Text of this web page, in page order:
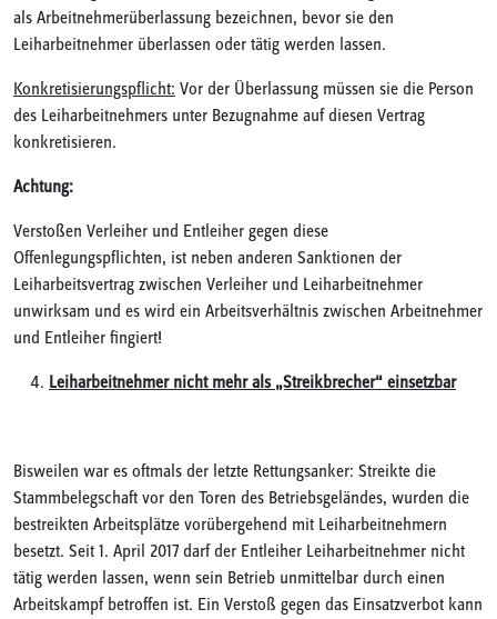
als Arbeitnehmerüberlassung bezeichnen, bevor sie den
Leiharbeitnehmer überlassen oder tätig werden lassen.
Konkretisierungspflicht: Vor der Überlassung müssen sie die Person
des Leiharbeitnehmers unter Bezugnahme auf diesen Vertrag
konkretisieren.
Achtung:
Verstoßen Verleiher und Entleiher gegen diese
Offenlegungspflichten, ist neben anderen Sanktionen der
Leiharbeitsvertrag zwischen Verleiher und Leiharbeitnehmer
unwirksam und es wird ein Arbeitsverhältnis zwischen Arbeitnehmer
und Entleiher fingiert!
Leiharbeitnehmer nicht mehr als „Streikbrecher“ einsetzbar
Bisweilen war es oftmals der letzte Rettungsanker: Streikte die
Stammbelegschaft vor den Toren des Betriebsgeländes, wurden die
bestreikten Arbeitsplätze vorübergehend mit Leiharbeitnehmern
besetzt. Seit 1. April 2017 darf der Entleiher Leiharbeitnehmer nicht
tätig werden lassen, wenn sein Betrieb unmittelbar durch einen
Arbeitskampf betroffen ist. Ein Verstoß gegen das Einsatzverbot kann